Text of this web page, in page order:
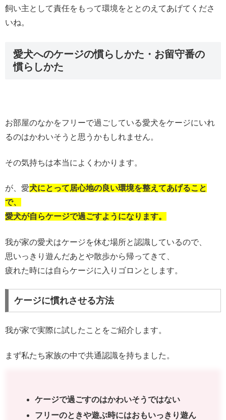
飼い主として責任をもって環境をととのえてあげてくださ
いね。
愛犬へのケージの慣らしかた・お留守番の
慣らしかた
お部屋のなかをフリーで過ごしている愛犬をケージにいれ
るのはかわいそうと思うかもしれません。
その気持ちは本当によくわかります。
が、愛犬にとって居心地の良い環境を整えてあげること
で、
愛犬が自らケージで過ごすようになります。
我が家の愛犬はケージを休む場所と認識しているので、
思いっきり遊んだあとや散歩から帰ってきて、
疲れた時には自らケージに入りゴロンとします。
ケージに慣れさせる方法
我が家で実際に試したことをご紹介します。
まず私たち家族の中で共通認識を持ちました。
ケージで過ごすのはかわいそうではない
フリーのときや遊ぶ時にはおもいっきり遊ん